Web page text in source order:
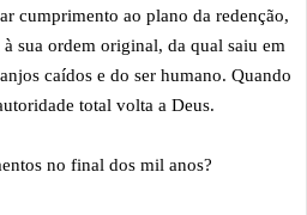
cumprimento ao plano da redenção,
sua ordem original, da qual saiu em
caídos e do ser humano. Quando
total volta a Deus.
no final dos mil anos?